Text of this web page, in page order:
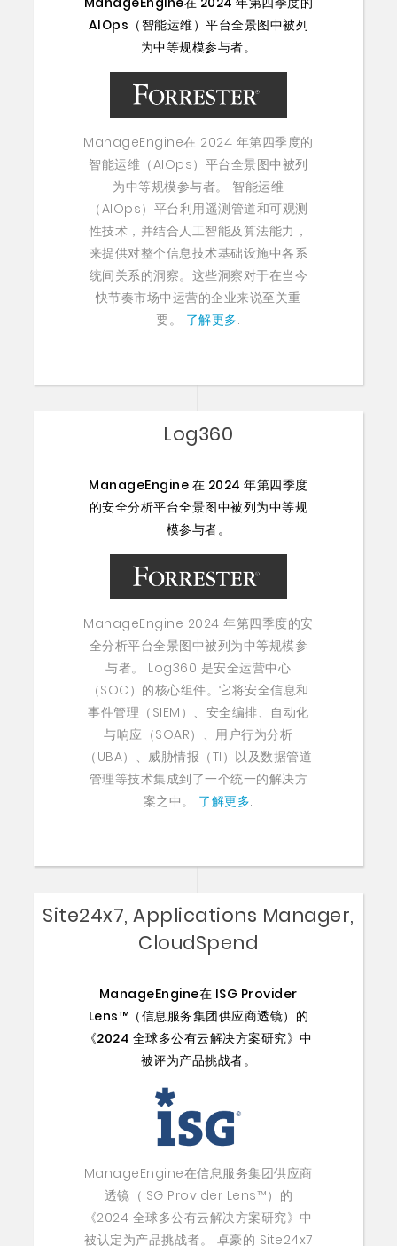
AIOps（智能运维）平台全景图中被列
为中等规模参与者。
ManageEngine在 2024 年第四季度的
智能运维（AIOps）平台全景图中被列
为中等规模参与者。 智能运维
（AIOps）平台利用遥测管道和可观测
性技术，并结合人工智能及算法能力，
来提供对整个信息技术基础设施中各系
统间关系的洞察。这些洞察对于在当今
快节奏市场中运营的企业来说至关重
要。 了解更多.
Log360
ManageEngine 在 2024 年第四季度
的安全分析平台全景图中被列为中等规
模参与者。
ManageEngine 2024 年第四季度的安
全分析平台全景图中被列为中等规模参
与者。 Log360 是安全运营中心
（SOC）的核心组件。它将安全信息和
事件管理（SIEM）、安全编排、自动化
与响应（SOAR）、用户行为分析
（UBA）、威胁情报（TI）以及数据管道
管理等技术集成到了一个统一的解决方
案之中。 了解更多.
Site24x7, Applications Manager,
CloudSpend
ManageEngine在 ISG Provider
Lens™（信息服务集团供应商透镜）的
《2024 全球多公有云解决方案研究》中
被评为产品挑战者。
ManageEngine在信息服务集团供应商
透镜（ISG Provider Lens™）的
《2024 全球多公有云解决方案研究》中
被认定为产品挑战者。 卓豪的 Site24x7